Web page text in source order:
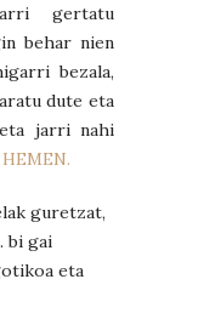
gertatu
behar nien
bezala,
dute eta
jarri nahi
HEMEN.
guretzat,
bi gai
eta